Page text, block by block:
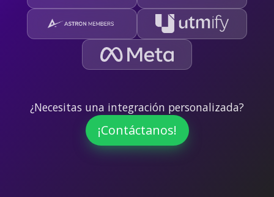
¿Necesitas una integración personalizada?
¡Contáctanos!